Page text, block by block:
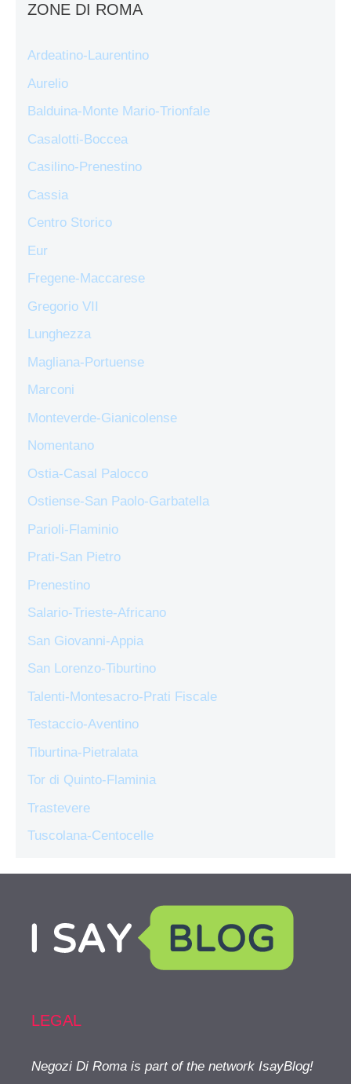
ZONE DI ROMA
Ardeatino-Laurentino
Aurelio
Balduina-Monte Mario-Trionfale
Casalotti-Boccea
Casilino-Prenestino
Cassia
Centro Storico
Eur
Fregene-Maccarese
Gregorio VII
Lunghezza
Magliana-Portuense
Marconi
Monteverde-Gianicolense
Nomentano
Ostia-Casal Palocco
Ostiense-San Paolo-Garbatella
Parioli-Flaminio
Prati-San Pietro
Prenestino
Salario-Trieste-Africano
San Giovanni-Appia
San Lorenzo-Tiburtino
Talenti-Montesacro-Prati Fiscale
Testaccio-Aventino
Tiburtina-Pietralata
Tor di Quinto-Flaminia
Trastevere
Tuscolana-Centocelle
LEGAL
Negozi Di Roma is part of the network IsayBlog!